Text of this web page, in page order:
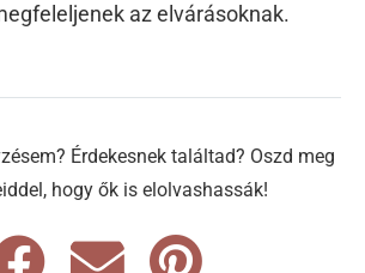
az elvárásoknak.
Érdekesnek találtad? Oszd meg
hogy ők is elolvashassák!